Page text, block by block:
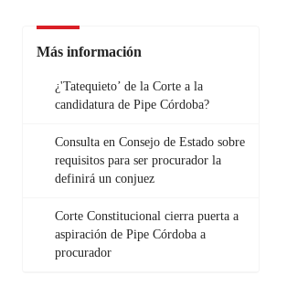
Más información
¿'Tatequieto’ de la Corte a la
candidatura de Pipe Córdoba?
Consulta en Consejo de Estado sobre
requisitos para ser procurador la
definirá un conjuez
Corte Constitucional cierra puerta a
aspiración de Pipe Córdoba a
procurador